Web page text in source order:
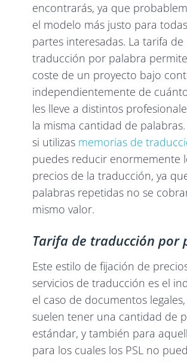
encontrarás, ya que
el modelo más justo para
partes interesadas. La tarifa de
traducción por palabra
coste de un proyecto bajo
independientemente de
les lleve a distintos
la misma cantidad de palabras.
si utilizas memorias de
puedes reducir enormemente
precios de la traducción, ya
palabras repetidas no se
mismo valor.
Tarifa de traducción por
Este estilo de fijación de
servicios de traducción es el
el caso de documentos
suelen tener una cantidad de
estándar, y también para
para los cuales los PSL no